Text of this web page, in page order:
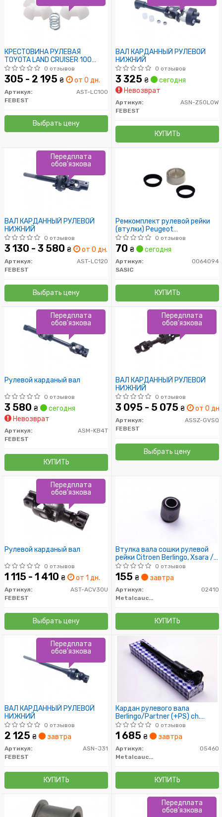
КРЕСТОВИНА РУЛЕВАЯ
TOYOTA LAND CRUISER 100
HDJ101/UZJ100 1998-2007
0 отзывов
305 - 2 195 ₴ от 0 дн.
Артикул:
AST-LC100
FEBEST
Выбрать цену
ВАЛ КАРДАННЫЙ РУЛЕВОЙ
НИЖНИЙ
0 отзывов
3 325 ₴
сегодня
Невозврат
Артикул:
ASN-Z50LOW
FEBEST
КУПИТЬ
ВАЛ КАРДАННЫЙ РУЛЕВОЙ
НИЖНИЙ
0 отзывов
3 130 - 3 580 ₴ от 0 дн.
Артикул:
AST-LC120
FEBEST
Выбрать цену
Передплата
обов'язкова
Ремкомплект рулевой рейки
(втулки) Peugeot
104/205/309, Citroen
0 отзывов
70 ₴ сегодня
Артикул:
0064094
SASIC
КУПИТЬ
Рулевой карданый вал
0 отзывов
3 580 ₴
сегодня
Невозврат
Артикул:
ASM-KB4T
FEBEST
КУПИТЬ
Передплата
обов'язкова
ВАЛ КАРДАННЫЙ РУЛЕВОЙ
НИЖНИЙ
0 отзывов
3 095 - 5 075 ₴ от 0 дн.
Артикул:
ASSZ-GVSQ
FEBEST
Выбрать цену
Передплата
обов'язкова
Рулевой карданый вал
0 отзывов
1 115 - 1 410 ₴ от 1 дн.
Артикул:
AST-ACV30U
FEBEST
Выбрать цену
Передплата
обов'язкова
Втулка вала сошки рулевой
рейки Citroen Berlingo, Xsara /
Peugeot 205, 605, Partner
(89-) (02410) Metalcaucho
0 отзывов
155 ₴ завтра
Артикул:
02410
Metalcaucho
КУПИТЬ
ВАЛ КАРДАННЫЙ РУЛЕВОЙ
НИЖНИЙ
0 отзывов
2 125 ₴ завтра
Артикул:
ASN-J31
FEBEST
КУПИТЬ
Передплата
обов'язкова
Кардан рулевого вала
Berlingo/Partner (+PS) ch.
№08092-
0 отзывов
1 685 ₴ завтра
Артикул:
05460
Metalcaucho
КУПИТЬ
Передплата
обов'язкова